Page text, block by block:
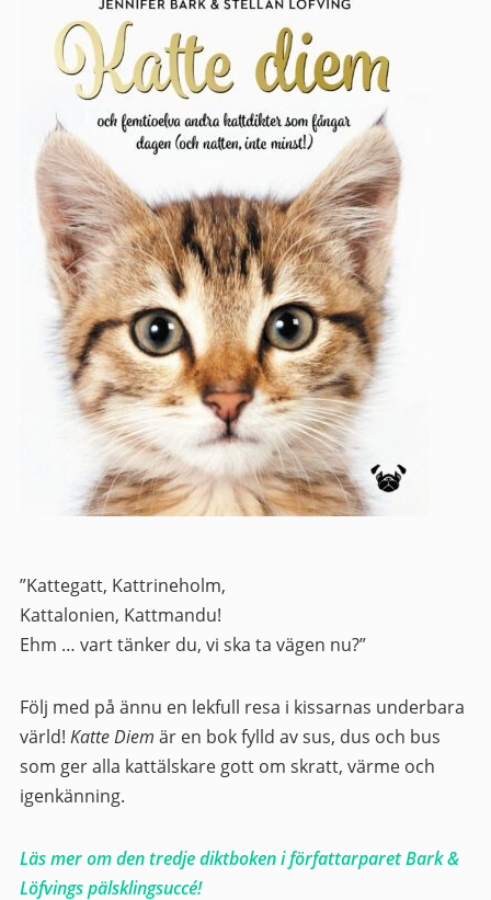
”Kattegatt, Kattrineholm,
Kattalonien, Kattmandu!
Ehm … vart tänker du, vi ska ta vägen nu?”
Följ med på ännu en lekfull resa i kissarnas underbara
värld! Katte Diem är en bok fylld av sus, dus och bus
som ger alla kattälskare gott om skratt, värme och
igenkänning.
Läs mer om den tredje diktboken i författarparet Bark &
Löfvings pälsklingsuccé!